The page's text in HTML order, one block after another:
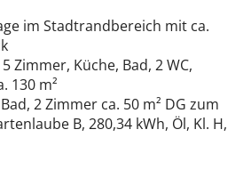
im Stadtrandbereich mit ca.
Zimmer, Küche, Bad, 2 WC,
130 m²
2 Zimmer ca. 50 m² DG zum
B, 280,34 kWh, Öl, Kl. H,